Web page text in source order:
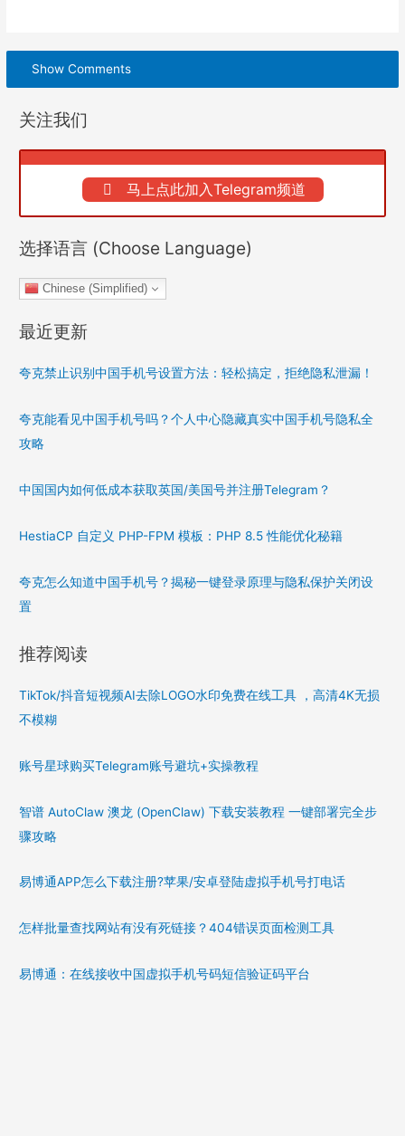
Show Comments
关注我们
马上点此加入Telegram频道
选择语言 (Choose Language)
Chinese (Simplified)
最近更新
夸克禁止识别中国手机号设置方法：轻松搞定，拒绝隐私泄漏！
夸克能看见中国手机号吗？个人中心隐藏真实中国手机号隐私全
攻略
中国国内如何低成本获取英国/美国号并注册Telegram？
HestiaCP 自定义 PHP-FPM 模板：PHP 8.5 性能优化秘籍
夸克怎么知道中国手机号？揭秘一键登录原理与隐私保护关闭设
置
推荐阅读
TikTok/抖音短视频AI去除LOGO水印免费在线工具 ，高清4K无损
不模糊
账号星球购买Telegram账号避坑+实操教程
智谱 AutoClaw 澳龙 (OpenClaw) 下载安装教程 一键部署完全步
骤攻略
易博通APP怎么下载注册?苹果/安卓登陆虚拟手机号打电话
怎样批量查找网站有没有死链接？404错误页面检测工具
易博通：在线接收中国虚拟手机号码短信验证码平台